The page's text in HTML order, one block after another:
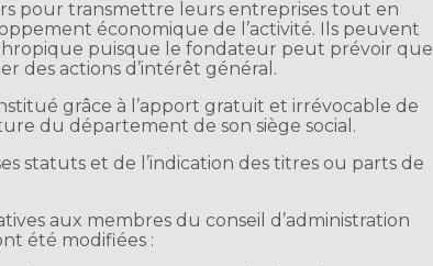
pour transmettre leurs entreprises tout en
économique de l’activité. Ils peuvent
puisque le fondateur peut prévoir que
des actions d’intérêt général.
grâce à l’apport gratuit et irrévocable de
du département de son siège social.
statuts et de l’indication des titres ou parts de
aux membres du conseil d’administration
été modifiées :